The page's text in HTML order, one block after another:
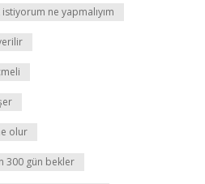
ne yapmalıyım
olur
300 gün bekler